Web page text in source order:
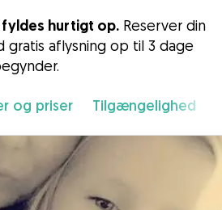
fyldes hurtigt op. Reserver din
gratis aflysning op til 3 dage
og priser Tilgængelighed